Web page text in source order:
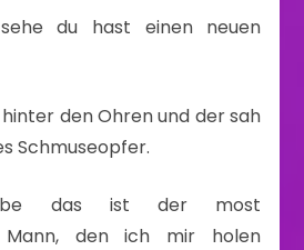
du hast einen neuen
den Ohren und der sah
Schmuseopfer.
das ist der most
Mann, den ich mir holen